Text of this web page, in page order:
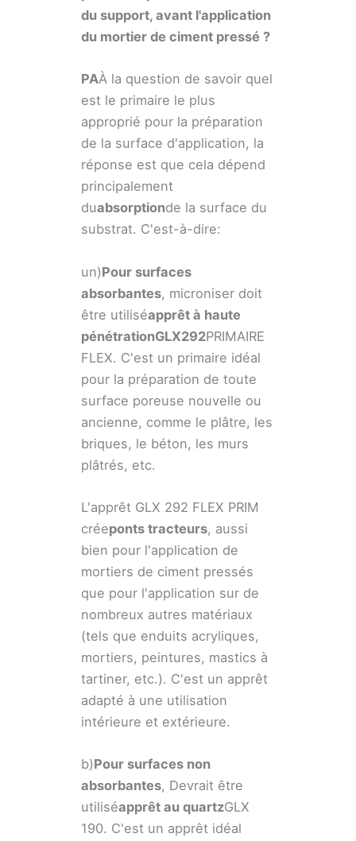
du support, avant l'application
du mortier de ciment pressé ?
PAÀ la question de savoir quel
est le primaire le plus
approprié pour la préparation
de la surface d'application, la
réponse est que cela dépend
principalement
duabsorptionde la surface du
substrat. C'est-à-dire:
un)Pour surfaces
absorbantes, microniser doit
être utiliséapprêt à haute
pénétrationGLX292PRIMAIRE
FLEX. C'est un primaire idéal
pour la préparation de toute
surface poreuse nouvelle ou
ancienne, comme le plâtre, les
briques, le béton, les murs
plâtrés, etc.
L'apprêt GLX 292 FLEX PRIM
créeponts tracteurs, aussi
bien pour l'application de
mortiers de ciment pressés
que pour l'application sur de
nombreux autres matériaux
(tels que enduits acryliques,
mortiers, peintures, mastics à
tartiner, etc.). C'est un apprêt
adapté à une utilisation
intérieure et extérieure.
b)Pour surfaces non
absorbantes, Devrait être
utiliséapprêt au quartzGLX
190. C'est un apprêt idéal